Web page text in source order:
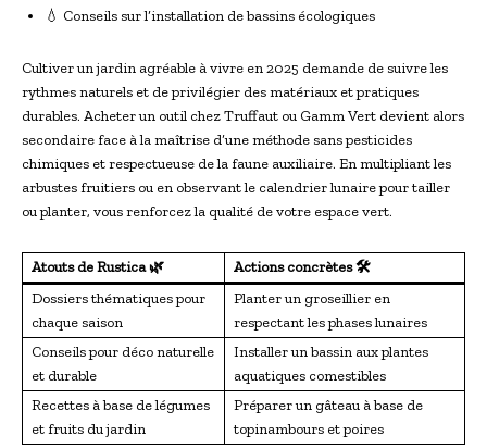
💧 Conseils sur l’installation de bassins écologiques
Cultiver un jardin agréable à vivre en 2025 demande de suivre les
rythmes naturels et de privilégier des matériaux et pratiques
durables. Acheter un outil chez Truffaut ou Gamm Vert devient alors
secondaire face à la maîtrise d’une méthode sans pesticides
chimiques et respectueuse de la faune auxiliaire. En multipliant les
arbustes fruitiers ou en observant le calendrier lunaire pour tailler
ou planter, vous renforcez la qualité de votre espace vert.
Atouts de Rustica 🌿
Actions concrètes 🛠
Dossiers thématiques pour
chaque saison
Planter un groseillier en
respectant les phases lunaires
Conseils pour déco naturelle
et durable
Installer un bassin aux plantes
aquatiques comestibles
Recettes à base de légumes
et fruits du jardin
Préparer un gâteau à base de
topinambours et poires